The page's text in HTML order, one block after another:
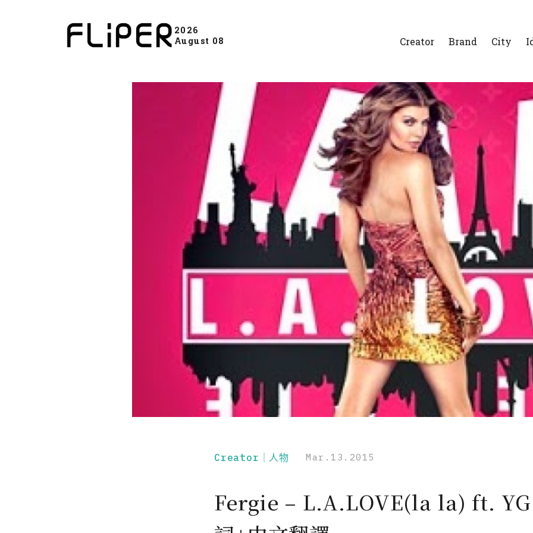
2026
August 08
Creator Brand City
Creator｜人物 Mar.13.2015
Fergie – L.A.LOVE(la la) ft. YG